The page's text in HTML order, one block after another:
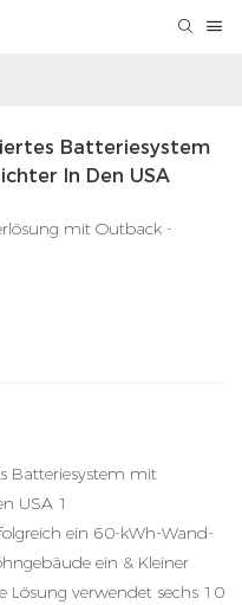
Batteriesystem
In Den USA
mit Outback -
ein 60-kWh-Wand-
ein & Kleiner
Lösung verwendet sechs 10